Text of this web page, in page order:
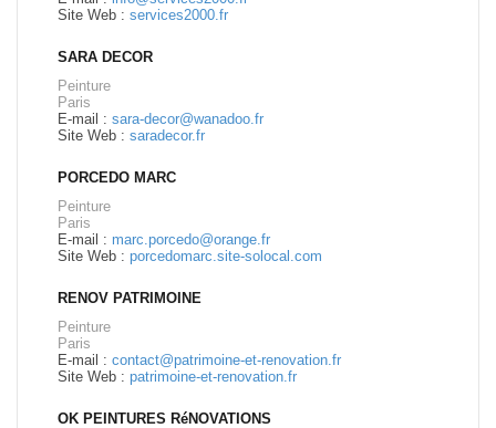
Site Web : services2000.fr
SARA DECOR
Peinture
Paris
E-mail : sara-decor@wanadoo.fr
Site Web : saradecor.fr
PORCEDO MARC
Peinture
Paris
E-mail : marc.porcedo@orange.fr
Site Web : porcedomarc.site-solocal.com
RENOV PATRIMOINE
Peinture
Paris
E-mail : contact@patrimoine-et-renovation.fr
Site Web : patrimoine-et-renovation.fr
OK PEINTURES RéNOVATIONS